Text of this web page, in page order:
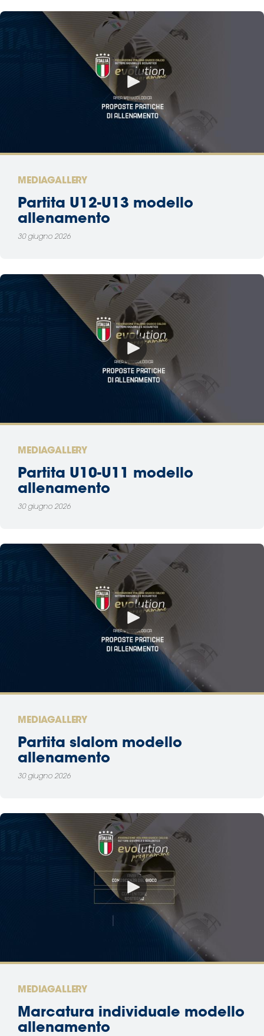
MEDIAGALLERY
Partita U12-U13 modello
allenamento
30 giugno 2026
MEDIAGALLERY
Partita U10-U11 modello
allenamento
30 giugno 2026
MEDIAGALLERY
Partita slalom modello
allenamento
30 giugno 2026
MEDIAGALLERY
Marcatura individuale modello
allenamento